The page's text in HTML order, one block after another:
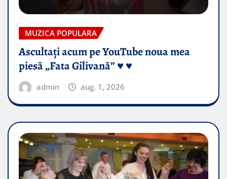
MUZICA POPULARA
Ascultați acum pe YouTube noua mea
piesă „Fata Gilivană” ♥️ ♥️
admin aug. 1, 2026